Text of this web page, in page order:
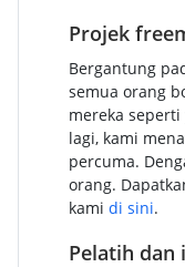
Projek
Bergantung
semua orang
mereka
lagi, kami
percuma.
orang.
kami di sini.
Pelatih dan